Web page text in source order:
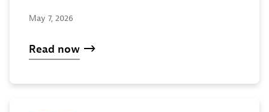
May 7, 2026
Read now